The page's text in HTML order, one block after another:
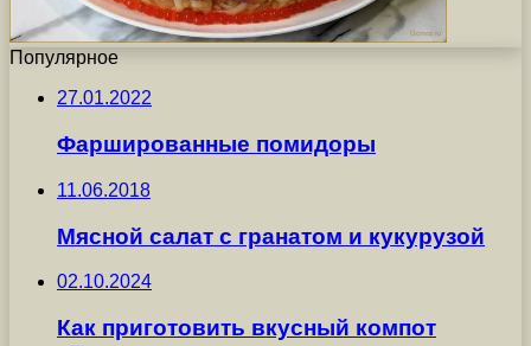
Популярное
27.01.2022
Фаршированные помидоры
11.06.2018
Мясной салат с гранатом и кукурузой
02.10.2024
Как приготовить вкусный компот